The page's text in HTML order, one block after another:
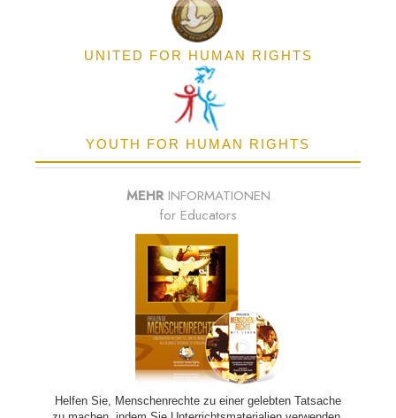
UNITED FOR HUMAN RIGHTS
YOUTH FOR HUMAN RIGHTS
MEHR INFORMATIONEN
for Educators
Helfen Sie, Menschenrechte zu einer gelebten Tatsache